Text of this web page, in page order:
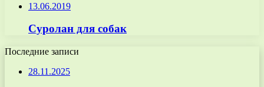
13.06.2019
Суролан для собак
Последние записи
28.11.2025